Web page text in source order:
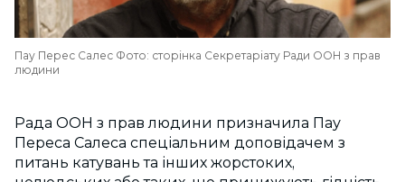
Пау Перес Салес Фото: сторінка Секретаріату Ради ООН з прав
людини
Рада ООН з прав людини призначила Пау
Переса Салеса спеціальним доповідачем з
питань катувань та інших жорстоких,